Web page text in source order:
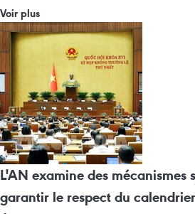
Voir plus
L'AN examine des mécanismes
garantir le respect du